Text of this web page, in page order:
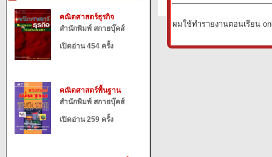
คณิตศาสตร์ธุรกิจ
สำนักพิมพ์ สกายบุ๊คส์
เปิดอ่าน 454 ครั้ง
คณิตศาสตร์พื้นฐาน
สำนักพิมพ์ สกายบุ๊คส์
เปิดอ่าน 259 ครั้ง
ผมใช้ทำรายงานตอนเรียน